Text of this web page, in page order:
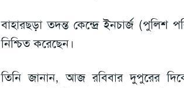
বাহারছড়া তদন্ত কেন্দ্রে ইনচার্জ
নিশ্চিত করেছেন।
তিনি জানান, আজ রবিবার দুপুরের